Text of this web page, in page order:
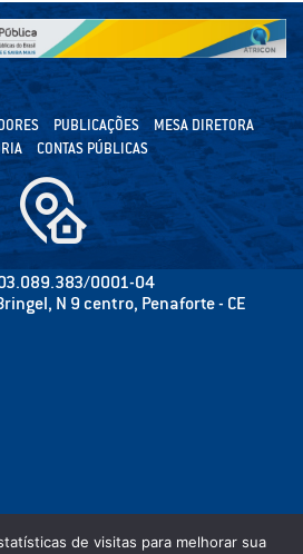
PUBLICAÇÕES
MESA DIRETORA
CONTAS PÚBLICAS
03.089.383/0001-04
N 9 centro, Penaforte - CE
de visitas para melhorar sua